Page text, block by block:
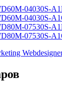
04030S-
04030S-
07530S-
07530S-